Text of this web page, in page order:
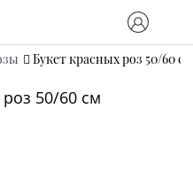
Букет красных роз 50/60 см
роз 50/60 см